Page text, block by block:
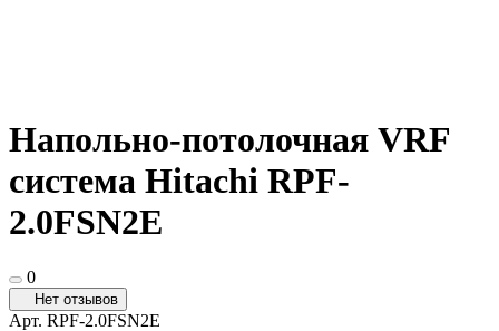
Напольно-потолочная VRF
система Hitachi RPF-
2.0FSN2E
0
Нет отзывов
Арт. RPF-2.0FSN2E